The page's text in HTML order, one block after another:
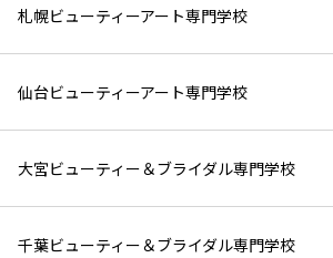
札幌ビューティーアート専門学校
仙台ビューティーアート専門学校
大宮ビューティー＆ブライダル専門学校
千葉ビューティー＆ブライダル専門学校